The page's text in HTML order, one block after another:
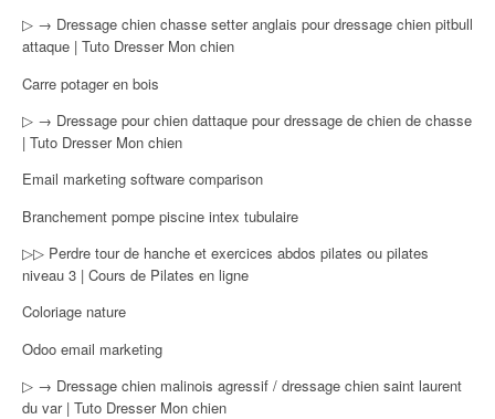
▷ → Dressage chien chasse setter anglais pour dressage chien pitbull
attaque | Tuto Dresser Mon chien
Carre potager en bois
▷ → Dressage pour chien dattaque pour dressage de chien de chasse
| Tuto Dresser Mon chien
Email marketing software comparison
Branchement pompe piscine intex tubulaire
▷▷ Perdre tour de hanche et exercices abdos pilates ou pilates
niveau 3 | Cours de Pilates en ligne
Coloriage nature
Odoo email marketing
▷ → Dressage chien malinois agressif / dressage chien saint laurent
du var | Tuto Dresser Mon chien